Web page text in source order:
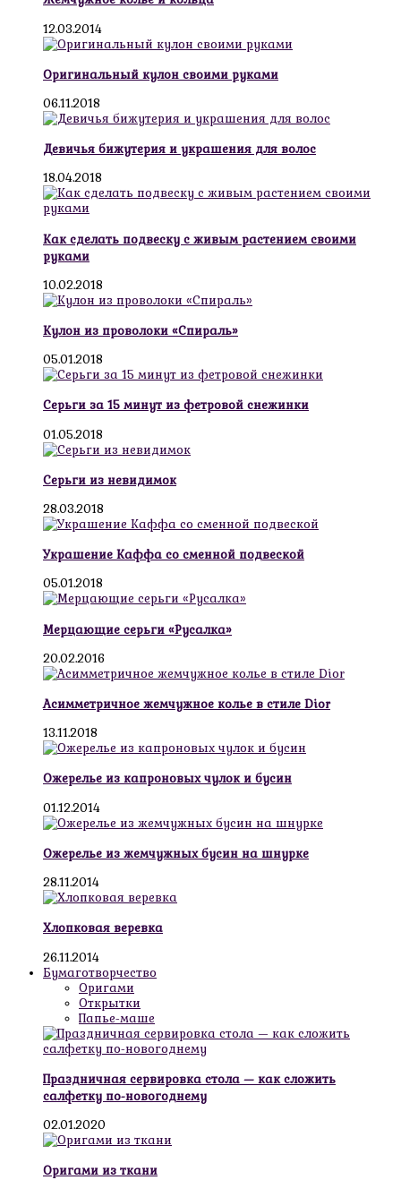
12.03.2014
Оригинальный кулон своими руками
06.11.2018
Девичья бижутерия и украшения для волос
18.04.2018
Как сделать подвеску с живым растением своими
руками
10.02.2018
Кулон из проволоки «Спираль»
05.01.2018
Серьги за 15 минут из фетровой снежинки
01.05.2018
Серьги из невидимок
28.03.2018
Украшение Каффа со сменной подвеской
05.01.2018
Мерцающие серьги «Русалка»
20.02.2016
Асимметричное жемчужное колье в стиле Dior
13.11.2018
Ожерелье из капроновых чулок и бусин
01.12.2014
Ожерелье из жемчужных бусин на шнурке
28.11.2014
Хлопковая веревка
26.11.2014
Бумаготворчество
Оригами
Открытки
Папье-маше
Праздничная сервировка стола — как сложить
салфетку по-новогоднему
02.01.2020
Оригами из ткани